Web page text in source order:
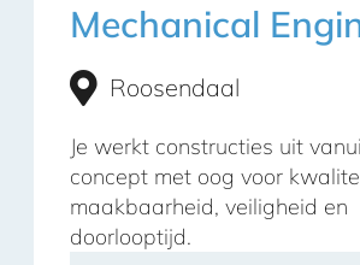
Mechanical
Roosendaal
Je werkt constructies uit
concept met oog voor
maakbaarheid, veiligheid en
doorlooptijd.